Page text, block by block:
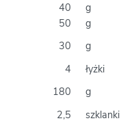
40
g
50
g
30
g
4
łyżki
180
g
2,5
szklanki